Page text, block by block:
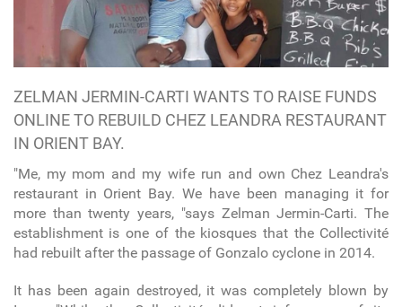
ZELMAN JERMIN-CARTI WANTS TO RAISE FUNDS
ONLINE TO REBUILD CHEZ LEANDRA RESTAURANT
IN ORIENT BAY.
"Me, my mom and my wife run and own Chez Leandra's
restaurant in Orient Bay. We have been managing it for
more than twenty years, "says Zelman Jermin-Carti. The
establishment is one of the kiosques that the Collectivité
had rebuilt after the passage of Gonzalo cyclone in 2014.
It has been again destroyed, it was completely blown by